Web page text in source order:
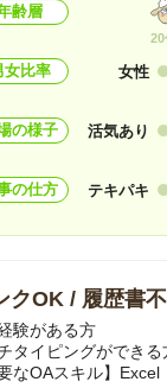
齢層
20
女比率 女性
の様子 活気あり
の仕方 テキパキ
クOK / 履歴書
験がある方
タイピングができる
なOAスキル】Excel